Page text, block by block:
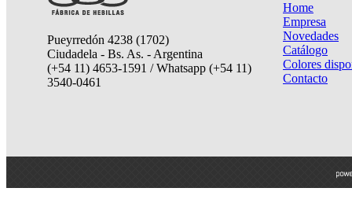
Pueyrredón 4238 (1702)
Ciudadela - Bs. As. - Argentina
(+54 11) 4653-1591 / Whatsapp (+54 11)
3540-0461
Home
Empresa
Novedades
Catálogo
Colores
Contacto